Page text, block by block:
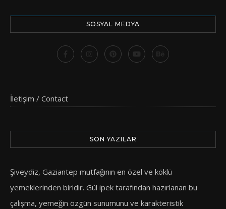
SOSYAL MEDYA
İletişim / Contact
SON YAZILAR
Şiveydiz, Gaziantep mutfağının en özel ve köklü
yemeklerinden biridir. Gül ipek tarafından hazırlanan bu
çalışma, yemeğin özgün sunumunu ve karakteristik